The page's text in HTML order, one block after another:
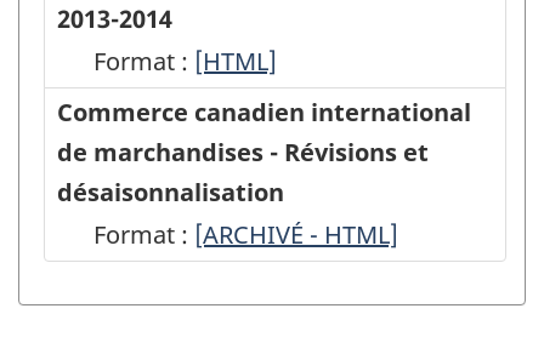
2013-2014
Format : Division
du
commerce
international,
calendrier
de
diffusion
[HTML]
Commerce canadien international
de marchandises - Révisions et
désaisonnalisation
Format : Commerce
international
[ARCHIVÉ - HTML]